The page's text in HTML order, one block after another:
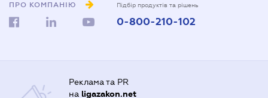
ПРО КОМПАНІЮ Підбір продуктів та рішень
0-800-210-102
Реклама та PR
на ligazakon.net